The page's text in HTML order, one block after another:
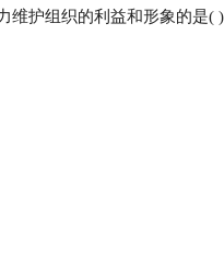
维护组织的利益和形象的是( )